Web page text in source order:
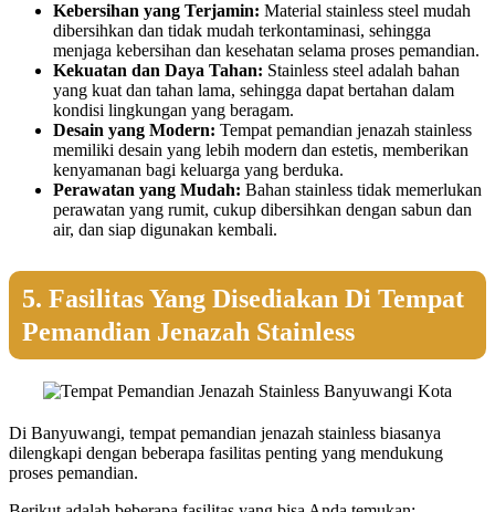
Kebersihan yang Terjamin: Material stainless steel mudah
dibersihkan dan tidak mudah terkontaminasi, sehingga
menjaga kebersihan dan kesehatan selama proses pemandian.
Kekuatan dan Daya Tahan: Stainless steel adalah bahan
yang kuat dan tahan lama, sehingga dapat bertahan dalam
kondisi lingkungan yang beragam.
Desain yang Modern: Tempat pemandian jenazah stainless
memiliki desain yang lebih modern dan estetis, memberikan
kenyamanan bagi keluarga yang berduka.
Perawatan yang Mudah: Bahan stainless tidak memerlukan
perawatan yang rumit, cukup dibersihkan dengan sabun dan
air, dan siap digunakan kembali.
5. Fasilitas Yang Disediakan Di Tempat
Pemandian Jenazah Stainless
Di Banyuwangi, tempat pemandian jenazah stainless biasanya
dilengkapi dengan beberapa fasilitas penting yang mendukung
proses pemandian.